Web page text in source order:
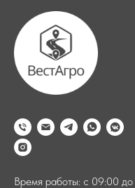
Время работы: с 09:00 до